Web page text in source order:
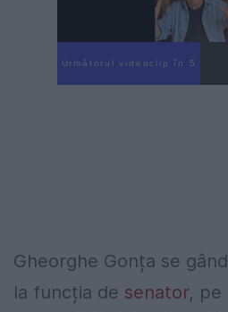
Următorul videoclip în 4
Gheorghe Gonța se
la funcția de senator, pe